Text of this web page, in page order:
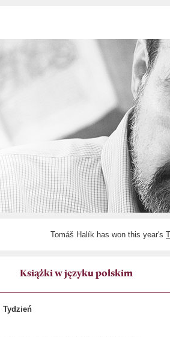
Tomáš Halík has won this year's
Książki w języku polskim
Tydzień